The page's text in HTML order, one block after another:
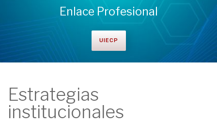
Enlace Profesional
UIECP
Estrategias
institucionales